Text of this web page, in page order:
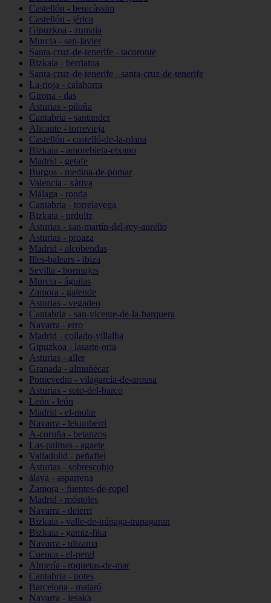
Castellón - benicàssim
Castellón - jérica
Gipuzkoa - zumaia
Murcia - san-javier
Santa-cruz-de-tenerife - tacoronte
Bizkaia - berriatua
Santa-cruz-de-tenerife - santa-cruz-de-tenerife
La-rioja - calahorra
Girona - das
Asturias - piloña
Cantabria - santander
Alicante - torrevieja
Castellón - castelló-de-la-plana
Bizkaia - amorebieta-etxano
Madrid - getafe
Burgos - medina-de-pomar
Valencia - xàtiva
Málaga - ronda
Cantabria - torrelavega
Bizkaia - urduliz
Asturias - san-martín-del-rey-aurelio
Asturias - proaza
Madrid - alcobendas
Illes-balears - ibiza
Sevilla - bormujos
Murcia - águilas
Zamora - galende
Asturias - vegadeo
Cantabria - san-vicente-de-la-barquera
Navarra - erro
Madrid - collado-villalba
Gipuzkoa - lasarte-oria
Asturias - aller
Granada - almuñécar
Pontevedra - vilagarcía-de-arousa
Asturias - soto-del-barco
León - león
Madrid - el-molar
Navarra - lekunberri
A-coruña - betanzos
Las-palmas - agaete
Valladolid - peñafiel
Asturias - sobrescobio
álava - asparrena
Zamora - fuentes-de-ropel
Madrid - móstoles
Navarra - deierri
Bizkaia - valle-de-trápaga-trapagaran
Bizkaia - gamiz-fika
Navarra - ultzama
Cuenca - el-peral
Almería - roquetas-de-mar
Cantabria - potes
Barcelona - mataró
Navarra - lesaka